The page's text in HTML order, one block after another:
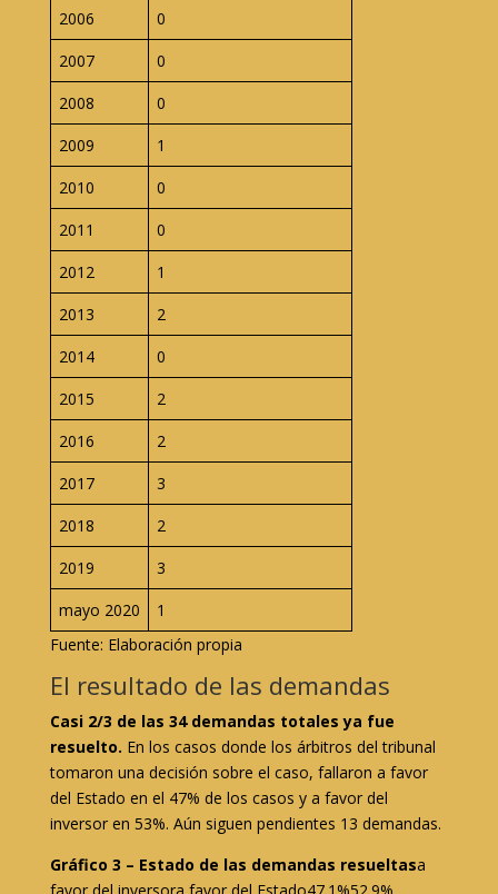
2006
0
2007
0
2008
0
2009
1
2010
0
2011
0
2012
1
2013
2
2014
0
2015
2
2016
2
2017
3
2018
2
2019
3
mayo 2020
1
Fuente: Elaboración propia
El resultado de las demandas
Casi 2/3 de las 34 demandas totales ya fue
resuelto. En los casos donde los árbitros del tribunal
tomaron una decisión sobre el caso, fallaron a favor
del Estado en el 47% de los casos y a favor del
inversor en 53%. Aún siguen pendientes 13 demandas.
Gráfico 3 – Estado de las demandas resueltasa